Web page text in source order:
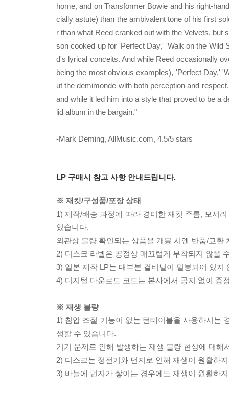
home, and on Transformer Bowie and his right-
cially astute) than the ambivalent tone of his first
r than what Reed cranked out with the Velvets,
son cooked up for 'Perfect Day,' 'Walk on the Wild
d's lyrical conceits. And while Reed occasionally
being the most obvious examples), 'Perfect Day,'
ut the demimonde with both perception and
and while it led him into a style that proved to be a
lid album in the bargain."
-Mark Deming, AllMusic.com, 4.5/5 stars
LP 구매시 참고 사항 안내드립니다.
※ 재킷/구성품/포장 상태
1) 제작/배송 과정에 따라 경미한 재킷 주름, 모서
있습니다.
외관상 불량 확인되는 상품을 개봉 시엔 반품/교환
2) 디스크 라벨은 공정상 매끄럽게 부착되지 않을
3) 일본 제작 LP는 대부분 겉비닐이 밀봉되어 있지
4) 디지털 다운로드 코드는 본사에서 공지 없이 증
※ 재생 불량
1) 침압 조절 기능이 없는 턴테이블을 사용하시는
생할 수 있습니다.
기기 문제로 인해 발생하는 재생 불량 현상에 대
2) 디스크는 정전기와 먼지로 인해 재생이 원활하
3) 바늘에 먼지가 쌓이는 경우에도 재생이 원활하